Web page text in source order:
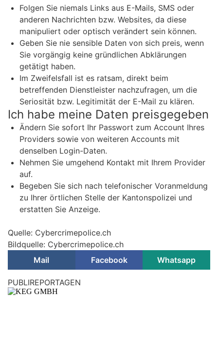
Folgen Sie niemals Links aus E-Mails, SMS oder
anderen Nachrichten bzw. Websites, da diese
manipuliert oder optisch verändert sein können.
Geben Sie nie sensible Daten von sich preis, wenn
Sie vorgängig keine gründlichen Abklärungen
getätigt haben.
Im Zweifelsfall ist es ratsam, direkt beim
betreffenden Dienstleister nachzufragen, um die
Seriosität bzw. Legitimität der E-Mail zu klären.
Ich habe meine Daten preisgegeben
Ändern Sie sofort Ihr Passwort zum Account Ihres
Providers sowie von weiteren Accounts mit
denselben Login-Daten.
Nehmen Sie umgehend Kontakt mit Ihrem Provider
auf.
Begeben Sie sich nach telefonischer Voranmeldung
zu Ihrer örtlichen Stelle der Kantonspolizei und
erstatten Sie Anzeige.
Quelle: Cybercrimepolice.ch
Bildquelle: Cybercrimepolice.ch
Mail
Facebook Whatsapp
PUBLIREPORTAGEN